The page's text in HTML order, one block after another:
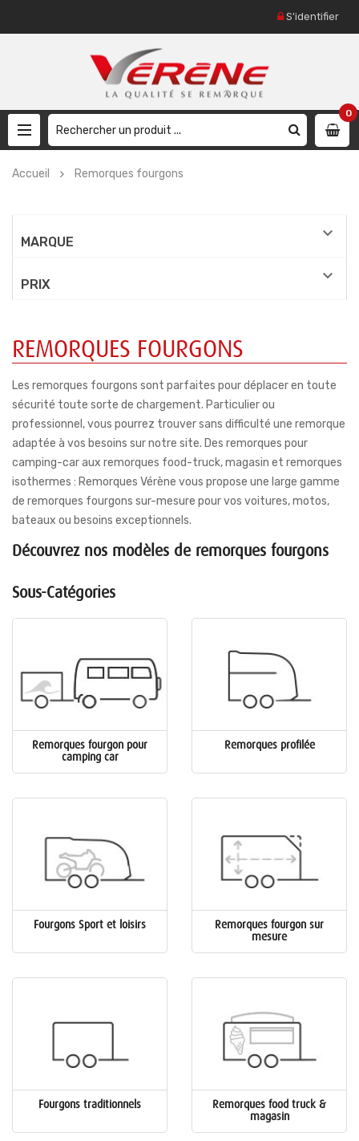
S'identifier
0
Accueil Remorques fourgons
MARQUE 
PRIX 
REMORQUES FOURGONS
Les remorques fourgons sont parfaites pour déplacer en toute
sécurité toute sorte de chargement. Particulier ou
professionnel, vous pourrez trouver sans difficulté une remorque
adaptée à vos besoins sur notre site. Des remorques pour
camping-car aux remorques food-truck, magasin et remorques
isothermes : Remorques Vérène vous propose une large gamme
de remorques fourgons sur-mesure pour vos voitures, motos,
bateaux ou besoins exceptionnels.
Découvrez nos modèles de remorques fourgons
Sous-Catégories
Remorques fourgon pour
camping car
Remorques profilée
Fourgons Sport et loisirs
Remorques fourgon sur
mesure
Fourgons traditionnels
Remorques food truck &
magasin